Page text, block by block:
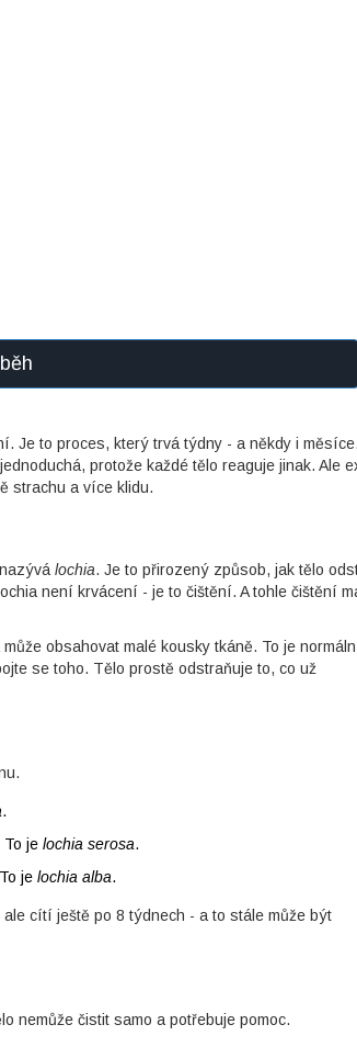
Je to proces, který trvá týdny - a někdy i
protože každé tělo reaguje jinak. Ale
strachu a více klidu.
lochia. Je to přirozený způsob, jak tělo
není krvácení - je to čištění. A tohle čištění
obsahovat malé kousky tkáně. To je
se toho. Tělo prostě odstraňuje to, co už
.
je lochia serosa.
je lochia alba.
cítí ještě po 8 týdnech - a to stále může být
nemůže čistit samo a potřebuje pomoc.